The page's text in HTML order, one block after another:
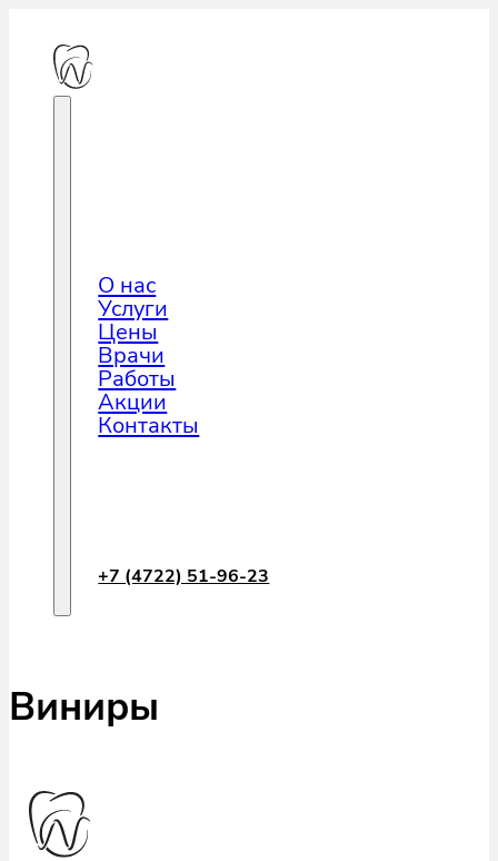
О нас
Услуги
Цены
Врачи
Работы
Акции
Контакты
+7 (4722) 51-96-23
Виниры